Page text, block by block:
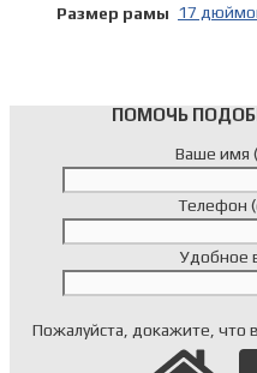
Размер рамы 17
ПОМОЧЬ
Ваше имя
Телефон
Удобное
Пожалуйста, докажите, что